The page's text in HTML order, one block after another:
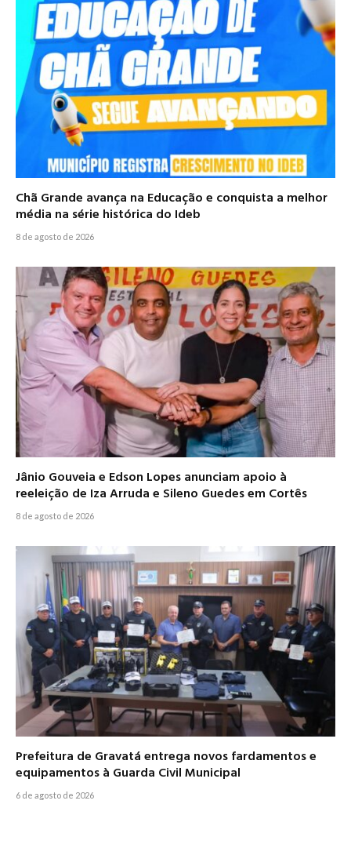
Chã Grande avança na Educação e conquista a melhor
média na série histórica do Ideb
8 de agosto de 2026
Jânio Gouveia e Edson Lopes anunciam apoio à
reeleição de Iza Arruda e Sileno Guedes em Cortês
8 de agosto de 2026
Prefeitura de Gravatá entrega novos fardamentos e
equipamentos à Guarda Civil Municipal
6 de agosto de 2026